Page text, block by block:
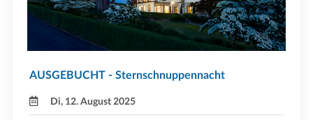
AUSGEBUCHT - Sternschnuppennacht
Di, 12. August 2025